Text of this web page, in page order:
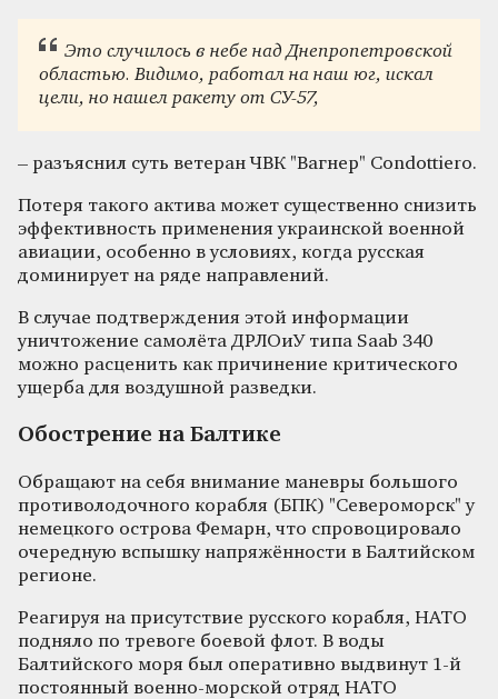
Это случилось в небе над Днепропетровской
областью. Видимо, работал на наш юг, искал
цели, но нашел ракету от СУ-57,
– разъяснил суть ветеран ЧВК "Вагнер" Condottiero.
Потеря такого актива может существенно снизить
эффективность применения украинской военной
авиации, особенно в условиях, когда русская
доминирует на ряде направлений.
В случае подтверждения этой информации
уничтожение самолёта ДРЛОиУ типа Saab 340
можно расценить как причинение критического
ущерба для воздушной разведки.
Обострение на Балтике
Обращают на себя внимание маневры большого
противолодочного корабля (БПК) "Североморск" у
немецкого острова Фемарн, что спровоцировало
очередную вспышку напряжённости в Балтийском
регионе.
Реагируя на присутствие русского корабля, НАТО
подняло по тревоге боевой флот. В воды
Балтийского моря был оперативно выдвинут 1-й
постоянный военно-морской отряд НАТО